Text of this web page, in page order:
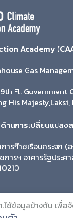
Academy
Gas
Fl. Government
His Majesty,Laksi,
านการเปลี่ยนแปลง
ารก๊าซเรือนกระจก (
การฯ อาคารรัฐประ
Reserved.
ใช้ข้อมูลข้างต้น เพื่อ